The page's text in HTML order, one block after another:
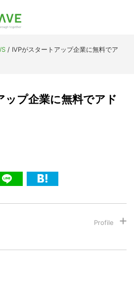
/ IVPがスタートアップ企業に無料でア
ップ企業に無料でアド